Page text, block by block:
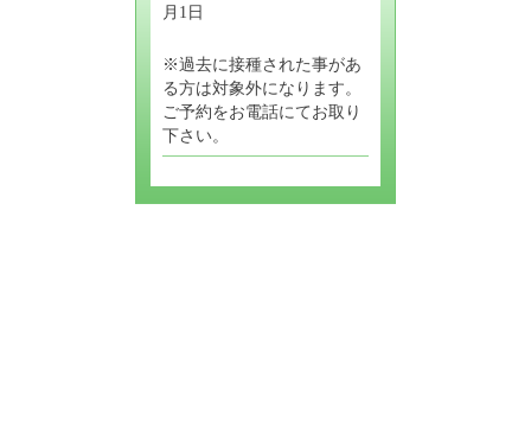
月1日
※過去に接種された事があ
る方は対象外になります。
ご予約をお電話にてお取り
下さい。